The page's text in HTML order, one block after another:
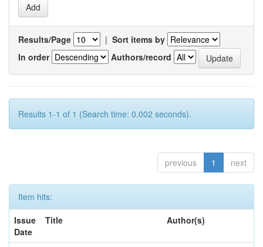
Results/Page | Sort items by
In order
Authors/record
Results 1-1 of 1 (Search time: 0.002 seconds).
previous 1 next
Item hits:
Issue
Date
Title Author(s)